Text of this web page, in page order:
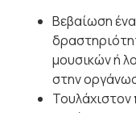
Βεβαίωση
μουσικών ή
στην
Τουλάχιστον